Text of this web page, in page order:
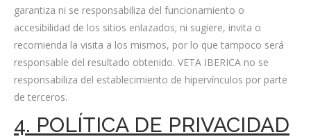
garantiza ni se responsabiliza del funcionamiento o
accesibilidad de los sitios enlazados; ni sugiere, invita o
recomienda la visita a los mismos, por lo que tampoco será
responsable del resultado obtenido. VETA IBERICA no se
responsabiliza del establecimiento de hipervínculos por parte
de terceros.
4. POLÍTICA DE PRIVACIDAD